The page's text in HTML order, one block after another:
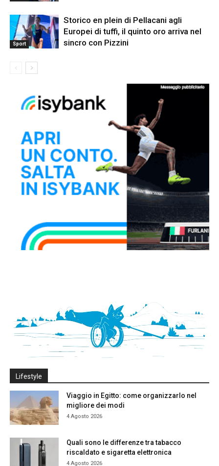
Sport
Storico en plein di Pellacani agli
Europei di tuffi, il quinto oro arriva nel
sincro con Pizzini
Lifestyle
Viaggio in Egitto: come organizzarlo nel
migliore dei modi
4 Agosto 2026
Quali sono le differenze tra tabacco
riscaldato e sigaretta elettronica
4 Agosto 2026